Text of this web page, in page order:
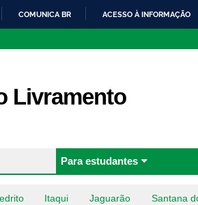
COMUNICA BR ACESSO À INFORMAÇÃO
Livramento
Para estudantes
Itaqui Jaguarão Santana